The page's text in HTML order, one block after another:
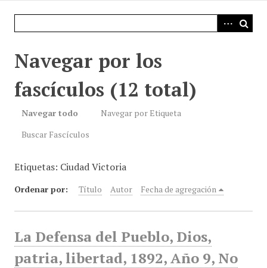
Navegar por los
fascículos (12 total)
Navegar todo
Navegar por Etiqueta
Buscar Fascículos
Etiquetas: Ciudad Victoria
Ordenar por: Título Autor Fecha de agregación
La Defensa del Pueblo, Dios,
patria, libertad, 1892, Año 9, No